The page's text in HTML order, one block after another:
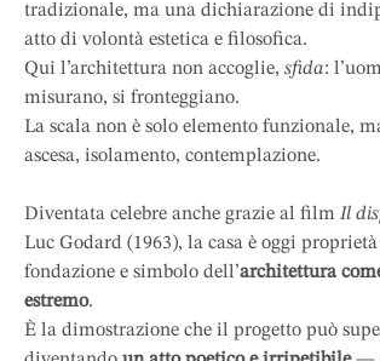
tradizionale, ma una dichiarazione di
atto di volontà estetica e filosofica.
Qui l’architettura non accoglie, sfida:
misurano, si fronteggiano.
La scala non è solo elemento funzionale,
ascesa, isolamento, contemplazione.
Diventata celebre anche grazie al film Il
Luc Godard (1963), la casa è oggi
fondazione e simbolo dell’architettura
estremo.
È la dimostrazione che il progetto può